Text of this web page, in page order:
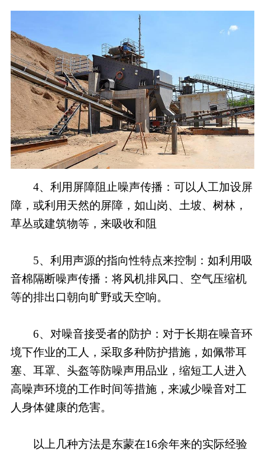
4、利用屏障阻止噪声传播：可以人工加设屏
障，或利用天然的屏障，如山岗、土坡、树林，
草丛或建筑物等，来吸收和阻
5、利用声源的指向性特点来控制：如利用吸
音棉隔断噪声传播：将风机排风口、空气压缩机
等的排出口朝向旷野或天空响。
6、对噪音接受者的防护：对于长期在噪音环
境下作业的工人，采取多种防护措施，如佩带耳
塞、耳罩、头盔等防噪声用品业，缩短工人进入
高噪声环境的工作时间等措施，来减少噪音对工
人身体健康的危害。
以上几种方法是东蒙在16余年来的实际经验